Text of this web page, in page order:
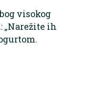
visokog
„Narežite ih